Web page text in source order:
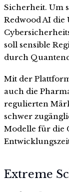
Sicherheit. Um
Redwood AI
soll sensible
durch
Mit der
auch die
regulierten
schwer
Modelle für die
Extreme